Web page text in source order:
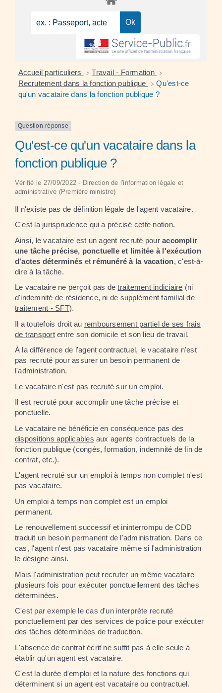
Accueil particuliers > Travail - Formation >
Recrutement dans la fonction publique > Qu'est-ce
qu'un vacataire dans la fonction publique ?
Question-réponse
Qu'est-ce qu'un vacataire dans la
fonction publique ?
Vérifié le 27/09/2022 - Direction de l'information légale et
administrative (Première ministre)
Il n'existe pas de définition légale de l'agent vacataire.
C'est la jurisprudence qui a précisé cette notion.
Ainsi, le vacataire est un agent recruté pouraccomplir
une tâche précise, ponctuelle et limitée à l'exécution
d'actes déterminés et rémunéré à la vacation, c'est-à-
dire à la tâche.
Le vacataire ne perçoit pas detraitement indiciaire (ni
d'indemnité de résidence, ni de supplément familial de
traitement - SFT).
Il a toutefois droit au remboursement partiel de ses frais
de transportentre son domicile et son lieu de travail.
À la différence de l'agent contractuel, le vacataire n'est
pas recruté pour assurer un besoin permanent de
l'administration.
Le vacataire n'est pas recruté sur un emploi.
Il est recruté pour accomplir une tâche précise et
ponctuelle.
Le vacataire ne bénéficie en conséquence pas des
dispositions applicables aux agents contractuels de la
fonction publique (congés, formation, indemnité de fin de
contrat, etc.).
L'agent recruté sur un emploi à temps non complet n'est
pas vacataire.
Un emploi à temps non complet est un emploi
permanent.
Le renouvellement successif et ininterrompu de CDD
traduit un besoin permanent de l'administration. Dans ce
cas, l'agent n'est pas vacataire même si l'administration
le désigne ainsi.
Mais l'administration peut recruter un même vacataire
plusieurs fois pour exécuter ponctuellement des tâches
déterminées.
C'est par exemple le cas d'un interprète recruté
ponctuellement par des services de police pour exécuter
des tâches déterminées de traduction.
L'absence de contrat écrit ne suffit pas à elle seule à
établir qu'un agent est vacataire.
C'est la durée d'emploi et la nature des fonctions qui
déterminent si un agent est vacataire ou contractuel.